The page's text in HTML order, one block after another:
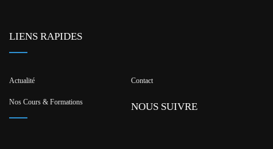
LIENS RAPIDES
Actualité Contact
Nos Cours & Formations NOUS SUIVRE